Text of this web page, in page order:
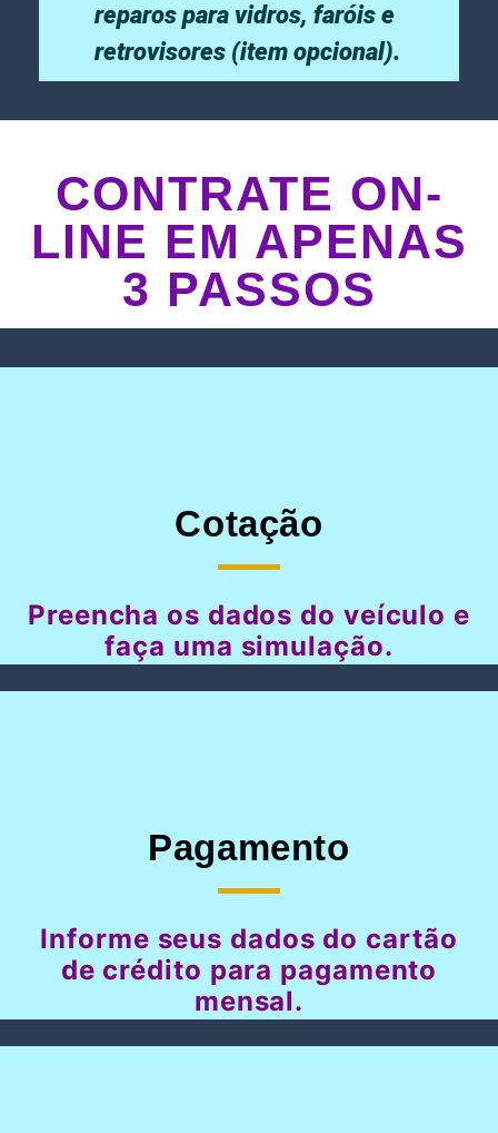
reparos para vidros, faróis e
retrovisores (item opcional).
CONTRATE ON-
LINE EM APENAS
3 PASSOS
Cotação
Preencha os dados do veículo e
faça uma simulação.
Pagamento
Informe seus dados do cartão
de crédito para pagamento
mensal.